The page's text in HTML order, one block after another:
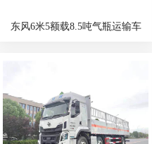
东风6米5额载8.5吨气瓶运输车